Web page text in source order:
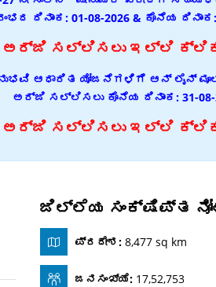
ದಿನಾಂಕ: 01-08-2026 & ಕೊನೆಯ ದಿನಾಂಕ:
ಅರ್ಜಿ ಸಲ್ಲಿಸಲು ಇಲ್ಲಿ
ಆಧಾರಿತ ಯೋಜನೆಗಳಿಗೆ ಆನ್ ಲೈನ್
ಅರ್ಜಿ ಸಲ್ಲಿಸಲು ಕೊನೆಯ ದಿನಾಂಕ: 31-08-
ಅರ್ಜಿ ಸಲ್ಲಿಸಲು ಇಲ್ಲಿ
ಜಿಲ್ಲೆಯ ಸಂಕ್ಷಿಪ್ತ
ಪ್ರದೇಶ: 8,477 sq km
ಜನಸಂಖ್ಯೆ: 17,52,753